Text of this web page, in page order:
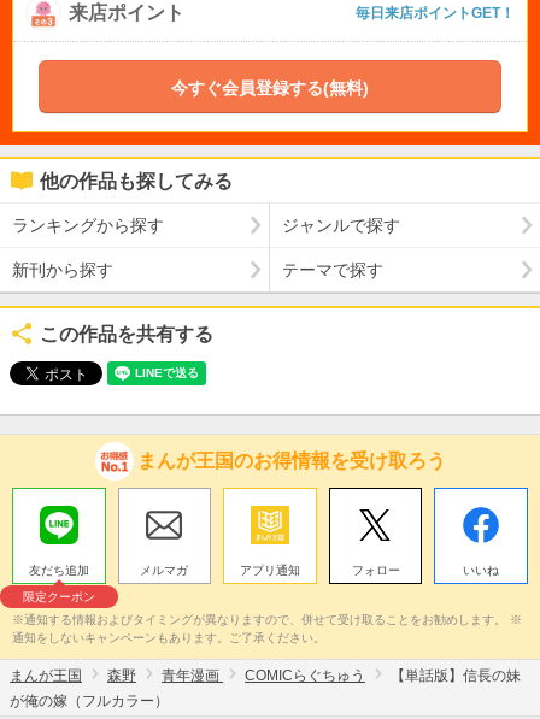
来店ポイント 毎日来店ポイントGET！
今すぐ会員登録する(無料)
他の作品も探してみる
ランキングから探す ジャンルで探す
新刊から探す テーマで探す
この作品を共有する
まんが王国のお得情報を受け取ろう
友だち追加
限定クーポン
メルマガ アプリ通知 フォロー いいね
※通知する情報およびタイミングが異なりますので、併せて受け取ることをお勧めします。 ※
通知をしないキャンペーンもあります。ご了承ください。
まんが王国 森野 青年漫画 COMICらぐちゅう
【単話版】信長の妹
が俺の嫁（フルカラー）